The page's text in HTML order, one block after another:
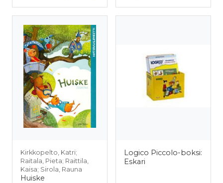
Kirkkopelto, Katri;
Raitala, Pieta; Raittila,
Kaisa; Sirola, Rauna
Huiske
Logico Piccolo-boksi:
Eskari